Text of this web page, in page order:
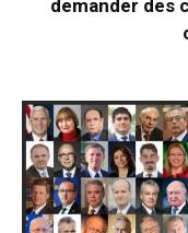
demander des